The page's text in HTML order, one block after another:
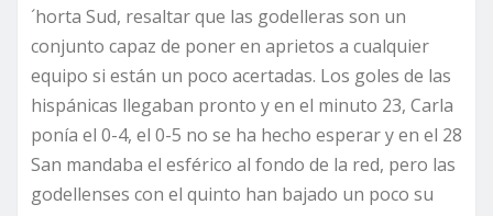
´horta Sud, resaltar que las godelleras son un
conjunto capaz de poner en aprietos a cualquier
equipo si están un poco acertadas. Los goles de las
hispánicas llegaban pronto y en el minuto 23, Carla
ponía el 0-4, el 0-5 no se ha hecho esperar y en el 28
San mandaba el esférico al fondo de la red, pero las
godellenses con el quinto han bajado un poco su